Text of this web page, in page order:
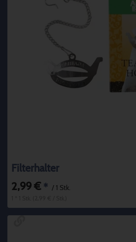
Filterhalter
2,99 € * / 1 Stk.